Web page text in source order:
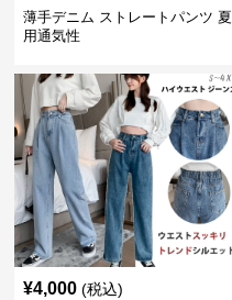
薄手デニム ストレートパンツ 夏
用通気性
¥4,000 (税込)